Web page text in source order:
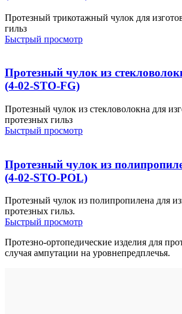
Протезный трикотажный чулок для
гильз
Быстрый просмотр
Протезный чулок из
(4-02-STO-FG)
Протезный чулок из стекловолокна для
протезных гильз
Быстрый просмотр
Протезный чулок из
(4-02-STO-POL)
Протезный чулок из полипропилена для
протезных гильз.
Быстрый просмотр
Протезно-ортопедические изделия для
случая ампутации на уровнепредплечья.